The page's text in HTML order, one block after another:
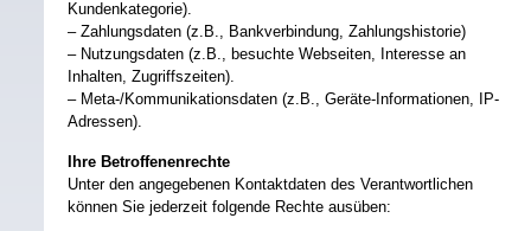
Kundenkategorie).
– Zahlungsdaten (z.B., Bankverbindung, Zahlungshistorie)
– Nutzungsdaten (z.B., besuchte Webseiten, Interesse an
Inhalten, Zugriffszeiten).
– Meta-/Kommunikationsdaten (z.B., Geräte-Informationen, IP-
Adressen).
Ihre Betroffenenrechte
Unter den angegebenen Kontaktdaten des Verantwortlichen
können Sie jederzeit folgende Rechte ausüben: